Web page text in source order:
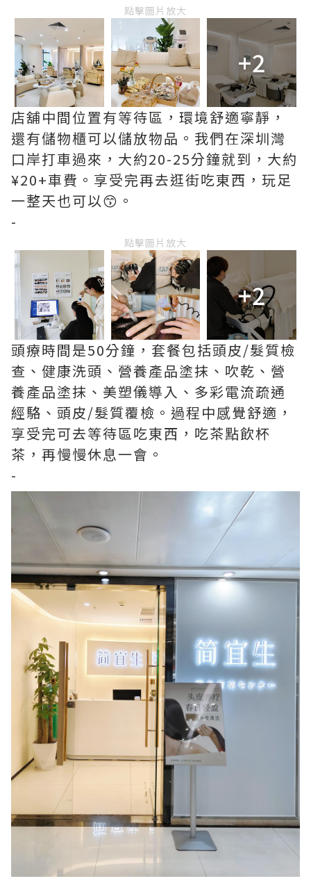
點擊圖片放大
+2
店舖中間位置有等待區，環境舒適寧靜，
還有儲物櫃可以儲放物品。我們在深圳灣
口岸打車過來，大約20-25分鐘就到，大約
¥20+車費。享受完再去逛街吃東西，玩足
一整天也可以😙。
-
點擊圖片放大
+2
頭療時間是50分鐘，套餐包括頭皮/髮質檢
查、健康洗頭、營養產品塗抹、吹乾、營
養產品塗抹、美塑儀導入、多彩電流疏通
經駱、頭皮/髮質覆檢。過程中感覺舒適，
享受完可去等待區吃東西，吃茶點飲杯
茶，再慢慢休息一會。
-